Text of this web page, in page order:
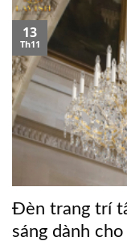
Đèn trang trí
sáng dành
13
Th11